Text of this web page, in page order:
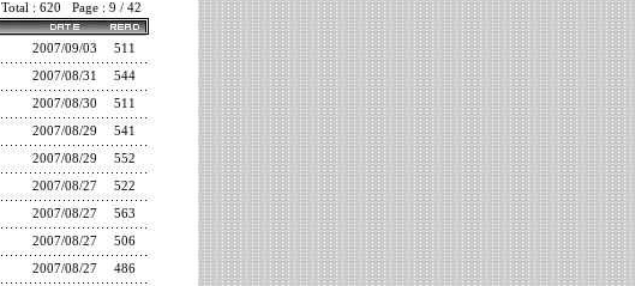
Total : 620 Page : 9 / 42
2007/09/03 511
2007/08/31 544
2007/08/30 511
2007/08/29 541
2007/08/29 552
2007/08/27 522
2007/08/27 563
2007/08/27 506
2007/08/27 486